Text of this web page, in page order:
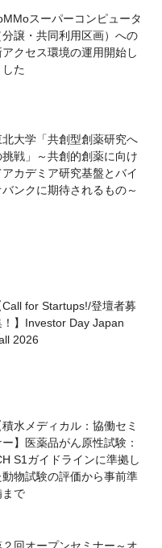
スーパーコンピュータ
分譲・共同利用区画）への
アクセス環境の運用開始し
した
北大学「共創型創薬研究へ
挑戦」～共創的創薬に向け
アカデミア研究基盤とバイ
バンクに期待されるもの～
Call for Startups!/登壇者募
！】Investor Day Japan
2026
積水メディカル：協働セミ
ー】医薬品がん原性試験：
S1ガイドラインに準拠し
動物試験の評価から事前準
まで